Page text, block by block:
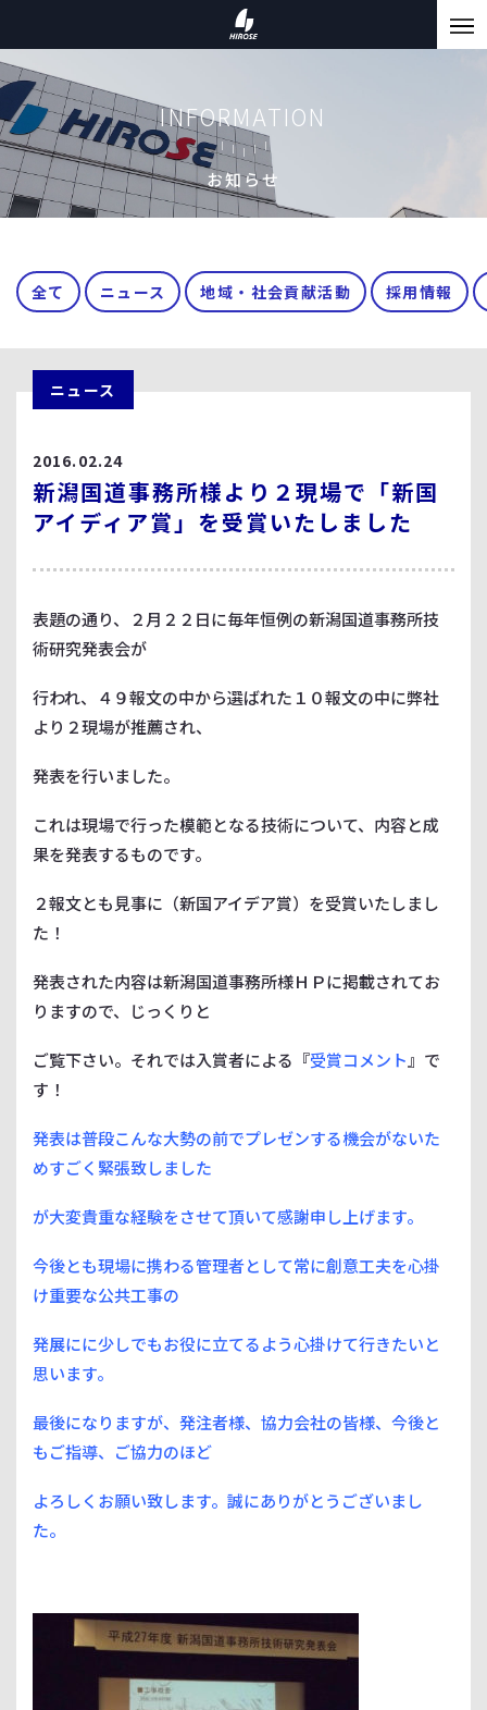
INFORMATION
お知らせ
全て ニュース 地域・社会貢献活動 採用情報
ニュース
2016.02.24
新潟国道事務所様より２現場で「新国
アイディア賞」を受賞いたしました
表題の通り、２月２２日に毎年恒例の新潟国道事務所技
術研究発表会が
行われ、４９報文の中から選ばれた１０報文の中に弊社
より２現場が推薦され、
発表を行いました。
これは現場で行った模範となる技術について、内容と成
果を発表するものです。
２報文とも見事に（新国アイデア賞）を受賞いたしまし
た！
発表された内容は新潟国道事務所様ＨＰに掲載されてお
りますので、じっくりと
ご覧下さい。それでは入賞者による『受賞コメント』で
す！
発表は普段こんな大勢の前でプレゼンする機会がないた
めすごく緊張致しました
が大変貴重な経験をさせて頂いて感謝申し上げます。
今後とも現場に携わる管理者として常に創意工夫を心掛
け重要な公共工事の
発展にに少しでもお役に立てるよう心掛けて行きたいと
思います。
最後になりますが、発注者様、協力会社の皆様、今後と
もご指導、ご協力のほど
よろしくお願い致します。誠にありがとうございまし
た。